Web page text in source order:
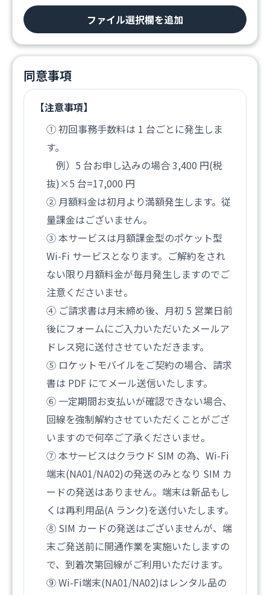
ファイル選択欄を追加
同意事項
【注意事項】
① 初回事務手数料は 1 台ごとに発生しま
す。
例）5 台お申し込みの場合 3,400 円(税
抜)×5 台=17,000 円
② 月額料金は初月より満額発生します。従
量課金はございません。
③ 本サービスは月額課金型のポケット型
Wi-Fi サービスとなります。ご解約をされ
ない限り月額料金が毎月発生しますのでご
注意くださいませ。
④ ご請求書は月末締め後、月初 5 営業日前
後にフォームにご入力いただいたメールア
ドレス宛に送付させていただきます。
⑤ ロケットモバイルをご契約の場合、請求
書は PDF にてメール送信いたします。
⑥ 一定期間お支払いが確認できない場合、
回線を強制解約させていただくことがござ
いますので何卒ご了承くださいませ。
⑦ 本サービスはクラウド SIM の為、Wi-Fi
端末(NA01/NA02)の発送のみとなり SIM カ
ードの発送はありません。端末は新品もし
くは再利用品(A ランク)を送付いたします。
⑧ SIM カードの発送はございませんが、端
末ご発送前に開通作業を実施いたしますの
で、到着次第回線がご利用いただけます。
⑨ Wi-Fi端末(NA01/NA02)はレンタル品の